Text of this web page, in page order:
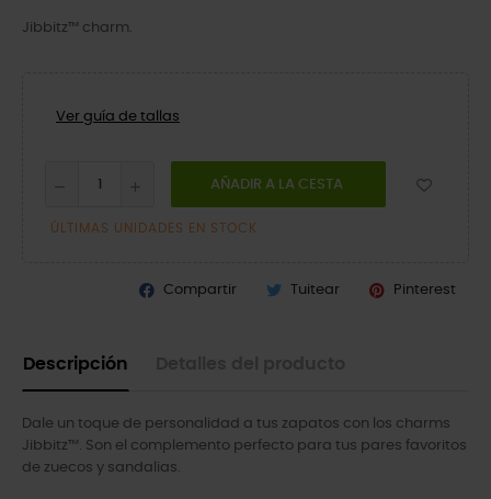
Jibbitz™ charm.
Ver guía de tallas
AÑADIR A LA CESTA
ÚLTIMAS UNIDADES EN STOCK
Compartir Tuitear Pinterest
Descripción
Dale un toque de personalidad a tus zapatos con los charms
Jibbitz™. Son el complemento perfecto para tus pares favoritos
de zuecos y sandalias.